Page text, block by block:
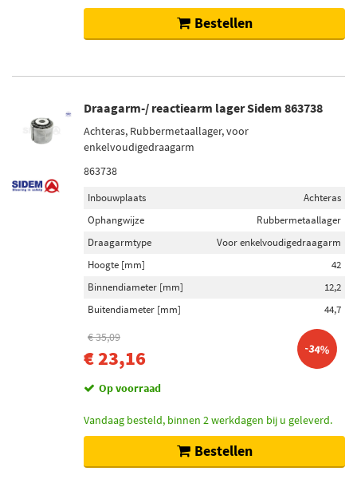
Bestellen
Draagarm-/ reactiearm lager Sidem 863738
Achteras, Rubbermetaallager, voor
enkelvoudigedraagarm
863738
Inbouwplaats
Achteras
Ophangwijze
Rubbermetaallager
Draagarmtype
Voor enkelvoudigedraagarm
Hoogte [mm]
42
Binnendiameter [mm]
12,2
Buitendiameter [mm]
44,7
€ 35,09
€ 23,16 -34%
Op voorraad
Vandaag besteld, binnen 2 werkdagen bij u geleverd.
Bestellen